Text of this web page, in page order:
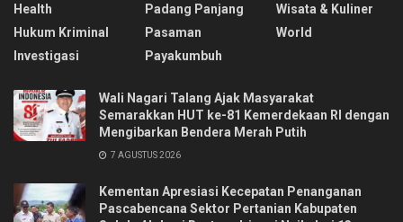
Health
Hukum Kriminal
Investigasi
Padang Panjang
Pasaman
Payakumbuh
Wisata & Kuliner
World
Wali Nagari Talang Ajak Masyarakat
Semarakkan HUT ke-81 Kemerdekaan RI dengan
Mengibarkan Bendera Merah Putih
7 AGUSTUS 2026
Kementan Apresiasi Kecepatan Penanganan
Pascabencana Sektor Pertanian Kabupaten